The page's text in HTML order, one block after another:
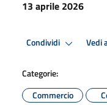
13 aprile 2026
Condividi Vedi
Categorie:
Commercio